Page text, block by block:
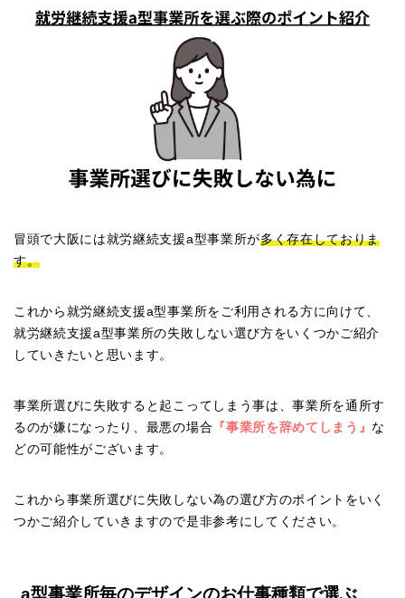
冒頭で大阪には就労継続支援a型事業所が多く存在しておりま
す。
これから就労継続支援a型事業所をご利用される方に向けて、
就労継続支援a型事業所の失敗しない選び方をいくつかご紹介
していきたいと思います。
事業所選びに失敗すると起こってしまう事は、事業所を通所す
るのが嫌になったり、最悪の場合 『事業所を辞めてしまう』 な
どの可能性がございます。
これから事業所選びに失敗しない為の選び方のポイントをいく
つかご紹介していきますので是非参考にしてください。
a型事業所毎のデザインのお仕事種類で選ぶ